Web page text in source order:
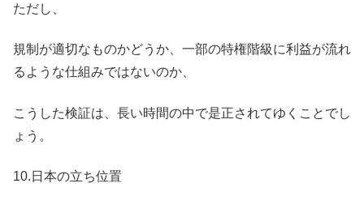
ただし、
規制が適切なものかどうか、一部の特権階級に利益が流れ
るような仕組みではないのか、
こうした検証は、長い時間の中で是正されてゆくことでし
ょう。
10.日本の立ち位置